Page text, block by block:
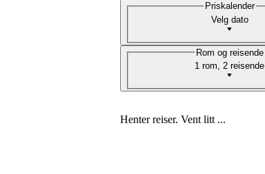
Velg dato
Priskalender
1 rom, 2 reisende
Rom og reisende
Henter reiser. Vent litt ...